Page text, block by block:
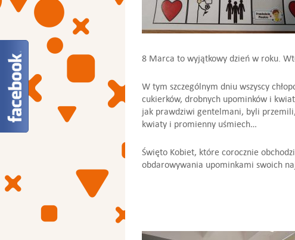
8 Marca to wyjątkowy dzień w roku.
W tym szczególnym dniu wszyscy
cukierków, drobnych upominków i
jak prawdziwi gentelmani, byli
kwiaty i promienny uśmiech…
Święto Kobiet, które corocznie
obdarowywania upominkami swoich